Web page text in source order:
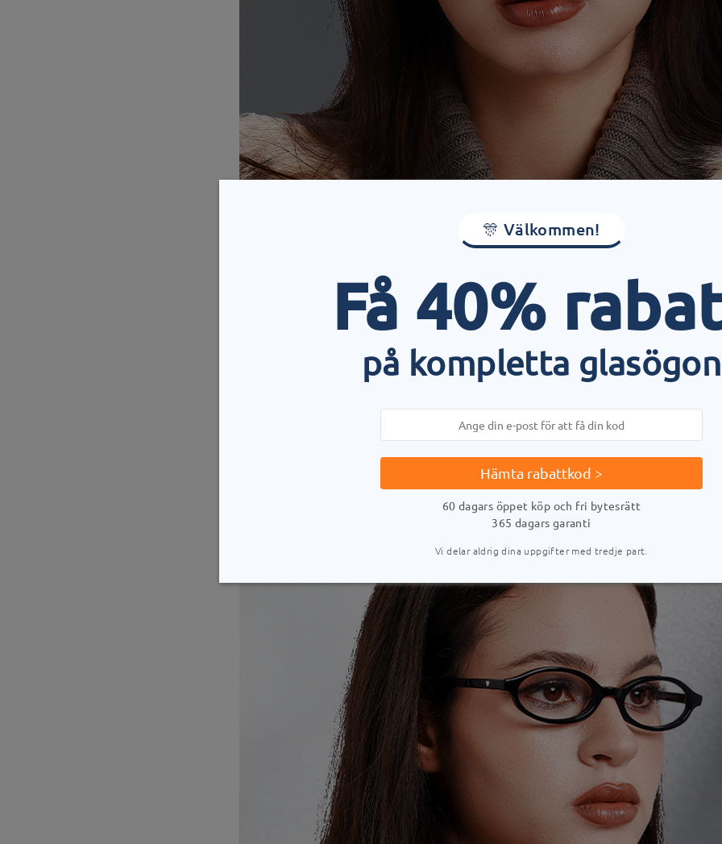
🎊 Välkommen!
Få 40%
på kompletta glasögon
Hämta rabattkod >
60 dagars öppet köp och fri bytesrätt
365 dagars garanti
Vi delar aldrig dina uppgifter med tredje part.